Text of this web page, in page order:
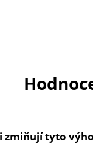
zmiňují tyto